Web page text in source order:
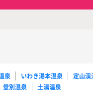
泉 いわき湯本温泉
定山渓
登別温泉 土湯温泉